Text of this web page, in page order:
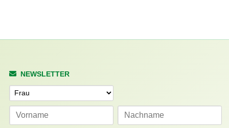
NEWSLETTER
Anrede